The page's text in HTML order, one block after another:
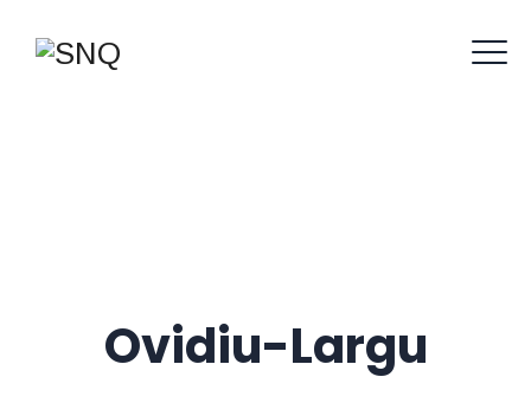
Ovidiu-Largu